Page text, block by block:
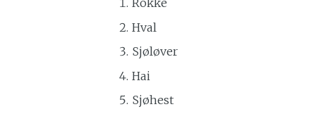
Rokke
Hval
Sjøløver
Hai
Sjøhest